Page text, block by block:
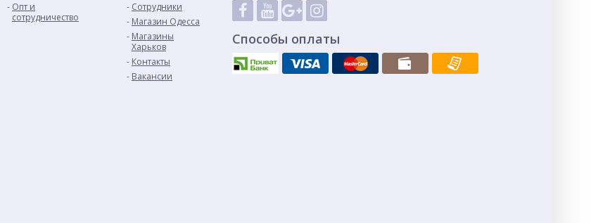
Опт и
сотрудничество
Сотрудники
Магазин Одесса
Магазины
Харьков
Контакты
Вакансии
Способы оплаты